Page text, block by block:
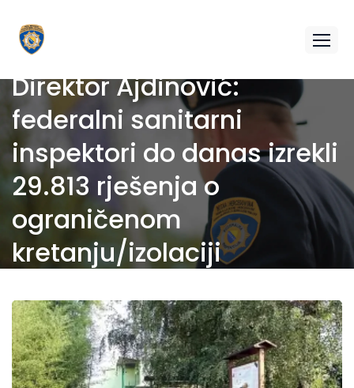
Direktor Ajdinović:
federalni sanitarni
inspektori do danas izrekli
29.813 rješenja o
ograničenom
kretanju/izolaciji